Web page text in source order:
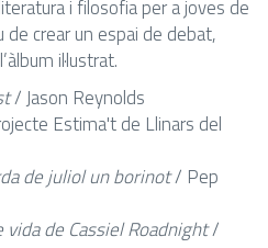
i filosofia per a joves de
crear un espai de debat,
il·lustrat.
/ Jason Reynolds
Estima't de Llinars del
de juliol un borinot/ Pep
vida de Cassiel Roadnight/